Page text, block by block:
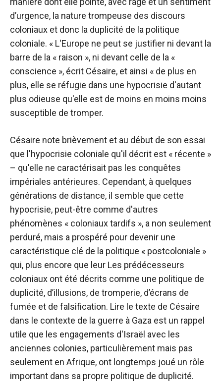
d’urgence, la nature trompeuse des discours
coloniaux et donc la duplicité de la politique
coloniale. « L'Europe ne peut se justifier ni devant la
barre de la « raison », ni devant celle de la «
conscience », écrit Césaire, et ainsi « de plus en
plus, elle se réfugie dans une hypocrisie d'autant
plus odieuse qu'elle est de moins en moins moins
susceptible de tromper.
Césaire note brièvement et au début de son essai
que l'hypocrisie coloniale qu'il décrit est « récente »
– qu'elle ne caractérisait pas les conquêtes
impériales antérieures. Cependant, à quelques
générations de distance, il semble que cette
hypocrisie, peut-être comme d'autres
phénomènes « coloniaux tardifs », a non seulement
perduré, mais a prospéré pour devenir une
caractéristique clé de la politique « postcoloniale »
qui, plus encore que leur Les prédécesseurs
coloniaux ont été décrits comme une politique de
duplicité, d’illusions, de tromperie, d’écrans de
fumée et de falsification. Lire le texte de Césaire
dans le contexte de la guerre à Gaza est un rappel
utile que les engagements d'Israël avec les
anciennes colonies, particulièrement mais pas
seulement en Afrique, ont longtemps joué un rôle
important dans sa propre politique de duplicité.